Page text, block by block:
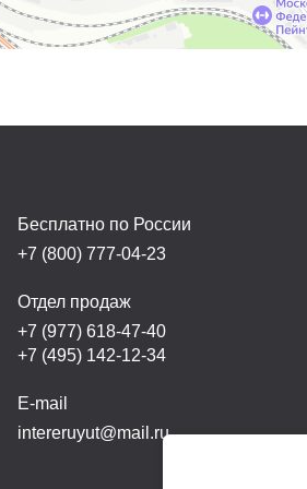
Бесплатно по России
+7 (800) 777-04-23
Отдел продаж
+7 (977) 618-47-40
+7 (495) 142-12-34
E-mail
intereruyut@mail.ru